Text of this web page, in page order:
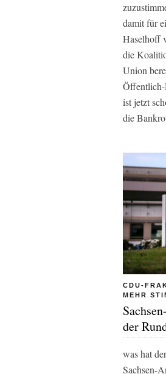
damit für
Haselhoff
die
Union
Öffentlich-
ist jetzt
die
CDU-
MEHR
der
was hat
Sachsen-